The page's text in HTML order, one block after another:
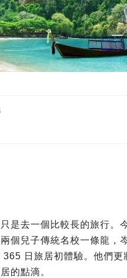
是去一個比較長的旅行。
個兒子傳統名校一條龍，
日旅居初體驗。他們
的點滴。